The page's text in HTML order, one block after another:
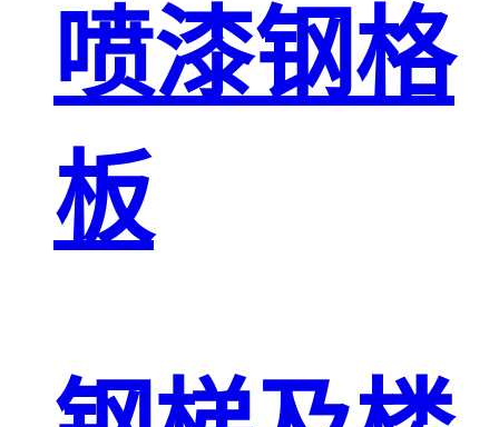
喷漆钢格
板